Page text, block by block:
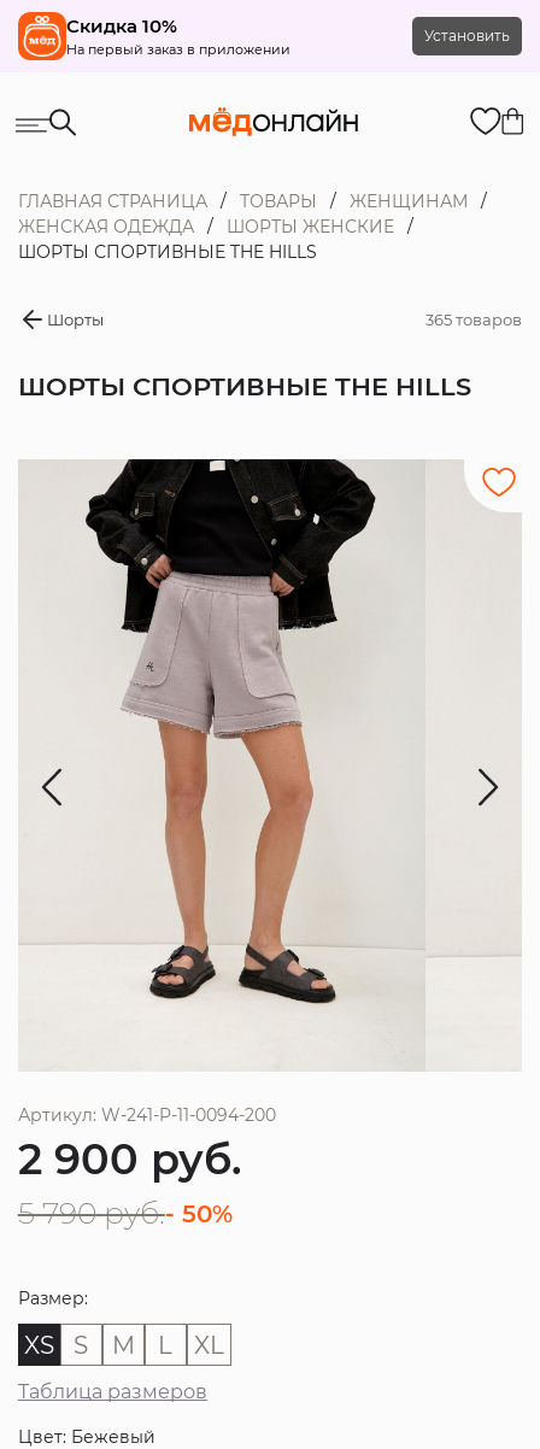
Скидка 10%
На первый заказ в приложении
Установить
ГЛАВНАЯ СТРАНИЦА ТОВАРЫ
ЖЕНЩИНАМ
ЖЕНСКАЯ ОДЕЖДА
ШОРТЫ ЖЕНСКИЕ
ШОРТЫ СПОРТИВНЫЕ THE HILLS
Шорты 365 товаров
ШОРТЫ СПОРТИВНЫЕ THE HILLS
Артикул: W-241-P-11-0094-200
2 900 руб.
5 790 руб.- 50%
Размер:
XS S M L XL
Таблица размеров
Цвет: Бежевый